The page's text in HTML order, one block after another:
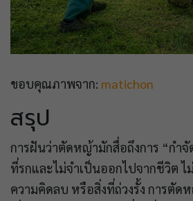
ขอบคุณภาพจาก: matichon
สรุป
การฝันว่าตัดหญ้ามักสื่อถึงการ “กำจั
ที่รกและไม่จำเป็นออกไปจากชีวิต
ความคิดลบ หรือสิ่งที่ถ่วงรั้ง การตัด